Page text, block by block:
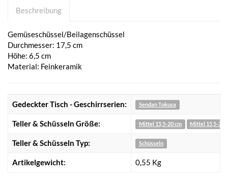
Beschreibung
Gemüseschüssel/Beilagenschüssel
Durchmesser: 17,5 cm
Höhe: 6,5 cm
Material: Feinkeramik
Gedeckter Tisch - Geschirrserien: Sendan Tokusa
Teller & Schüsseln Größe: Mittel 15,5-20 cm Mittel 15,5-20
Teller & Schüsseln Typ: Schüsseln
Artikelgewicht: 0,55 Kg